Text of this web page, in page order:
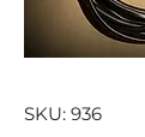
SKU: 936